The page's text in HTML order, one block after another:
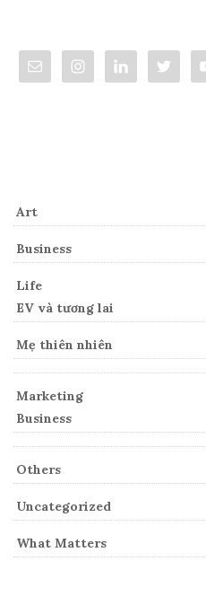
Art
Business
Life
EV và tương lai
Mẹ thiên nhiên
Marketing
Business
Others
Uncategorized
What Matters